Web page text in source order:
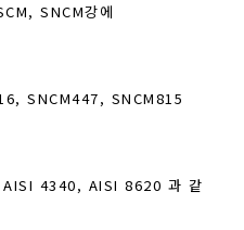
SNCM강에
SNCM447, SNCM815
4340, AISI 8620 과 같